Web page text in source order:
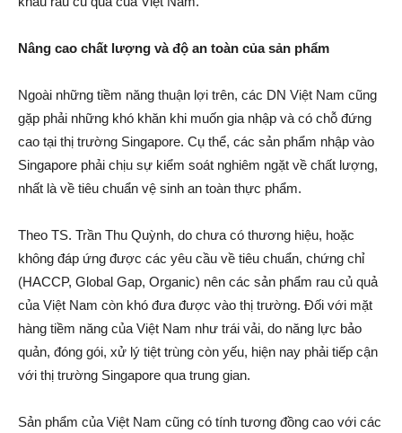
Nâng cao chất lượng và độ an toàn của sản phẩm
Ngoài những tiềm năng thuận lợi trên, các DN Việt Nam cũng
gặp phải những khó khăn khi muốn gia nhập và có chỗ đứng
cao tại thị trường Singapore. Cụ thể, các sản phẩm nhập vào
Singapore phải chịu sự kiểm soát nghiêm ngặt về chất lượng,
nhất là về tiêu chuẩn vệ sinh an toàn thực phẩm.
Theo TS. Trần Thu Quỳnh, do chưa có thương hiệu, hoặc
không đáp ứng được các yêu cầu về tiêu chuẩn, chứng chỉ
(HACCP, Global Gap, Organic) nên các sản phẩm rau củ quả
của Việt Nam còn khó đưa được vào thị trường. Đối với mặt
hàng tiềm năng của Việt Nam như trái vải, do năng lực bảo
quản, đóng gói, xử lý tiệt trùng còn yếu, hiện nay phải tiếp cận
với thị trường Singapore qua trung gian.
Sản phẩm của Việt Nam cũng có tính tương đồng cao với các